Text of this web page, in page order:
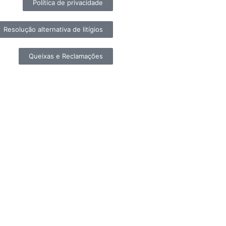
Política de privacidade
Resolução alternativa de litígios
Queixas e Reclamações